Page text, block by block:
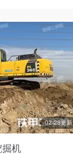
02-28更新
掘机